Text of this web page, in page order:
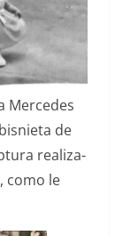
Mer­cedes
de
real­iza­
como le